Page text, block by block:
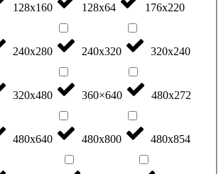
128x160 128x64 176x220
240x280 240x320 320x240
320x480 360×640 480x272
480x640 480x800 480x854